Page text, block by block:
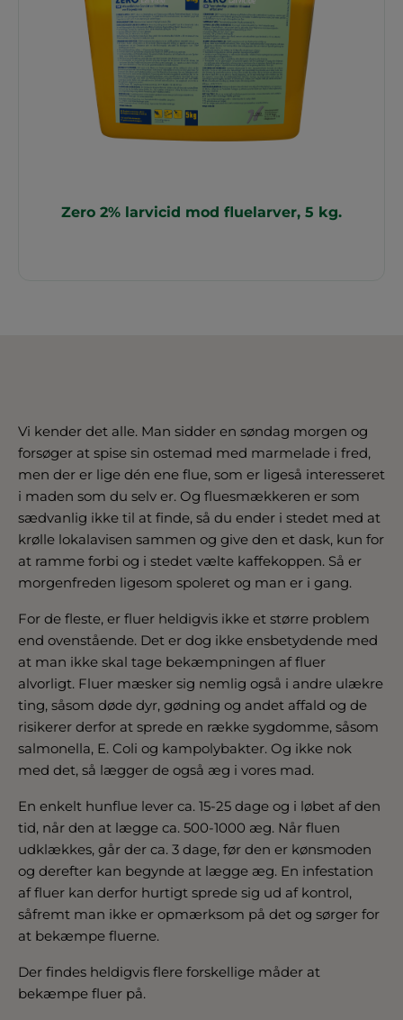
Zero 2% larvicid mod fluelarver, 5 kg.
Vi kender det alle. Man sidder en søndag morgen og
forsøger at spise sin ostemad med marmelade i fred,
men der er lige dén ene flue, som er ligeså interesseret
i maden som du selv er. Og fluesmækkeren er som
sædvanlig ikke til at finde, så du ender i stedet med at
krølle lokalavisen sammen og give den et dask, kun for
at ramme forbi og i stedet vælte kaffekoppen. Så er
morgenfreden ligesom spoleret og man er i gang.
For de fleste, er fluer heldigvis ikke et større problem
end ovenstående. Det er dog ikke ensbetydende med
at man ikke skal tage bekæmpningen af fluer
alvorligt. Fluer mæsker sig nemlig også i andre ulækre
ting, såsom døde dyr, gødning og andet affald og de
risikerer derfor at sprede en række sygdomme, såsom
salmonella, E. Coli og kampolybakter. Og ikke nok
med det, så lægger de også æg i vores mad.
En enkelt hunflue lever ca. 15-25 dage og i løbet af den
tid, når den at lægge ca. 500-1000 æg. Når fluen
udklækkes, går der ca. 3 dage, før den er kønsmoden
og derefter kan begynde at lægge æg. En infestation
af fluer kan derfor hurtigt sprede sig ud af kontrol,
såfremt man ikke er opmærksom på det og sørger for
at bekæmpe fluerne.
Der findes heldigvis flere forskellige måder at
bekæmpe fluer på.